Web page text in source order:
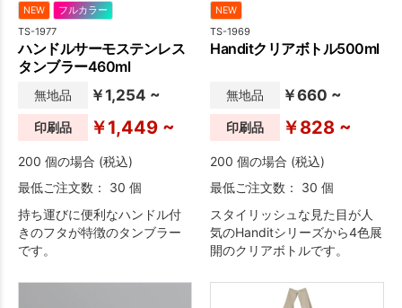
NEW フルカラー
TS-1977
ハンドルサーモステンレス
タンブラー460ml
無地品 ￥1,254 ~
印刷品 ￥1,449 ~
200 個の場合 (税込)
最低ご注文数： 30 個
持ち運びに便利なハンドル付
きのフタが特徴のタンブラー
です。
NEW
TS-1969
Handitクリアボトル500ml
無地品 ￥660 ~
印刷品 ￥828 ~
200 個の場合 (税込)
最低ご注文数： 30 個
スタイリッシュな見た目が人
気のHanditシリーズから4色展
開のクリアボトルです。